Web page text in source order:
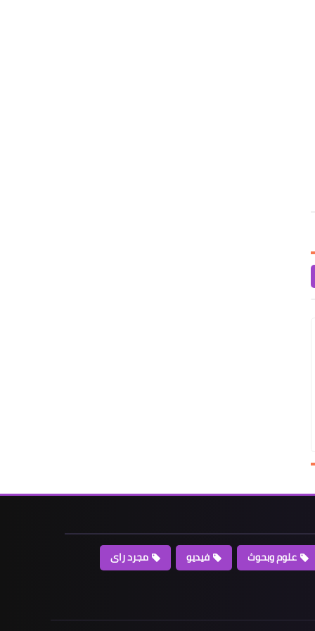
علوم وبحوث فيديو
مجرد راى